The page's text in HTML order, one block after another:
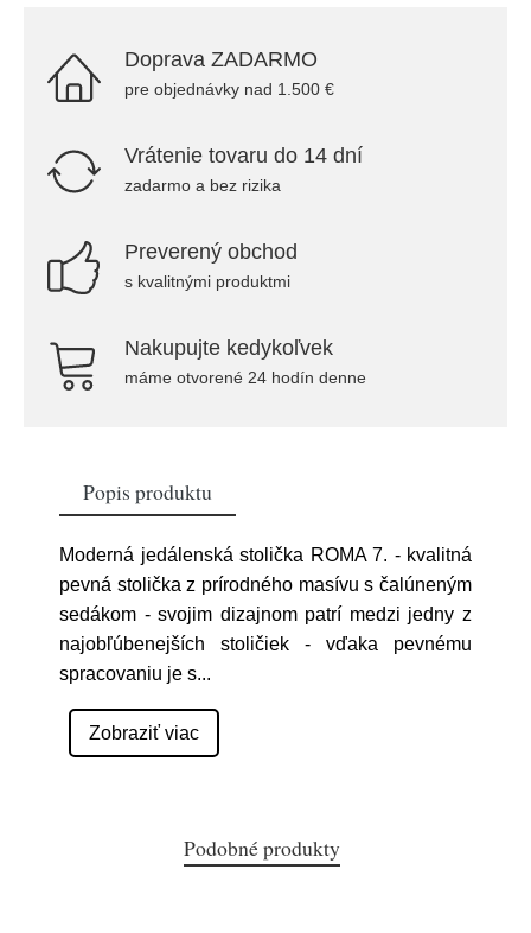
Doprava ZADARMO
pre objednávky nad 1.500 €
Vrátenie tovaru do 14 dní
zadarmo a bez rizika
Preverený obchod
s kvalitnými produktmi
Nakupujte kedykoľvek
máme otvorené 24 hodín denne
Popis produktu
Moderná jedálenská stolička ROMA 7. - kvalitná
pevná stolička z prírodného masívu s čalúneným
sedákom - svojim dizajnom patrí medzi jedny z
najobľúbenejších stoličiek - vďaka pevnému
spracovaniu je s...
Zobraziť viac
Podobné produkty